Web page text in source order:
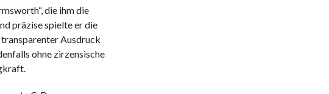
die ihm die
präzise spielte er die
Ausdruck
ohne zirzensische